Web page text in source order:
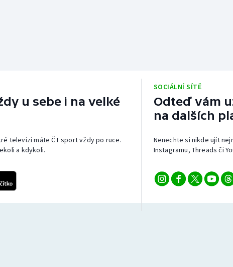
u sebe i na velké
televizi máte ČT sport vždy po ruce.
a kdykoli.
SOCIÁLNÍ SÍTĚ
Odteď vám
na dalších
Nenechte si nikde ujít
Instagramu, Threads či